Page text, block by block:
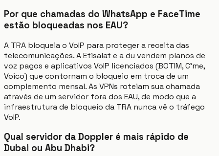
Por que chamadas do WhatsApp e FaceTime
estão bloqueadas nos EAU?
A TRA bloqueia o VoIP para proteger a receita das
telecomunicações. A Etisalat e a du vendem planos de
voz pagos e aplicativos VoIP licenciados (BOTIM, C'me,
Voico) que contornam o bloqueio em troca de um
complemento mensal. As VPNs roteiam sua chamada
através de um servidor fora dos EAU, de modo que a
infraestrutura de bloqueio da TRA nunca vê o tráfego
VoIP.
Qual servidor da Doppler é mais rápido de
Dubai ou Abu Dhabi?